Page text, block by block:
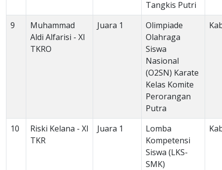
Tangkis Putri
9
Muhammad
Aldi Alfarisi - XI
TKRO
Juara 1
Olimpiade
Olahraga
Siswa
Nasional
(O2SN) Karate
Kelas Komite
Perorangan
Putra
10
Riski Kelana - XI
TKR
Juara 1
Lomba
Kompetensi
Siswa (LKS-
SMK)